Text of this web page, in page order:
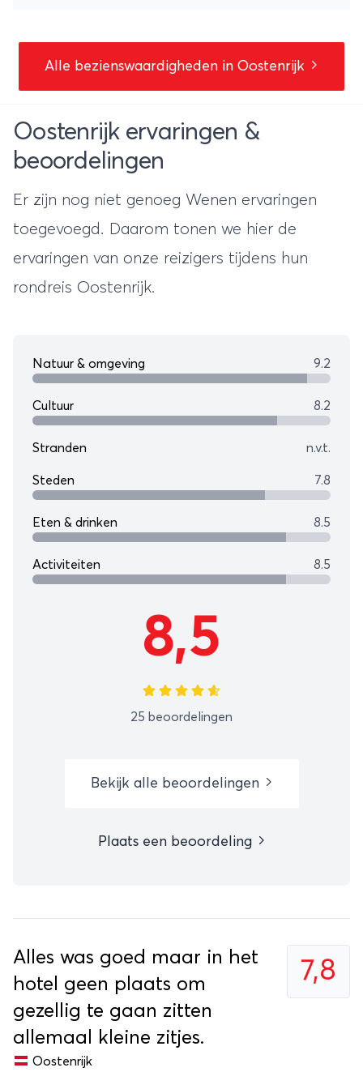
Alle bezienswaardigheden in Oostenrijk
Oostenrijk ervaringen &
beoordelingen
Er zijn nog niet genoeg Wenen ervaringen
toegevoegd. Daarom tonen we hier de
ervaringen van onze reizigers tijdens hun
rondreis Oostenrijk.
Natuur & omgeving 9.2
Cultuur 8.2
Stranden n.v.t.
Steden 7.8
Eten & drinken 8.5
Activiteiten 8.5
8,5
25 beoordelingen
Bekijk alle beoordelingen
Plaats een beoordeling
7,8
Alles was goed maar in het
hotel geen plaats om
gezellig te gaan zitten
allemaal kleine zitjes.
Oostenrijk